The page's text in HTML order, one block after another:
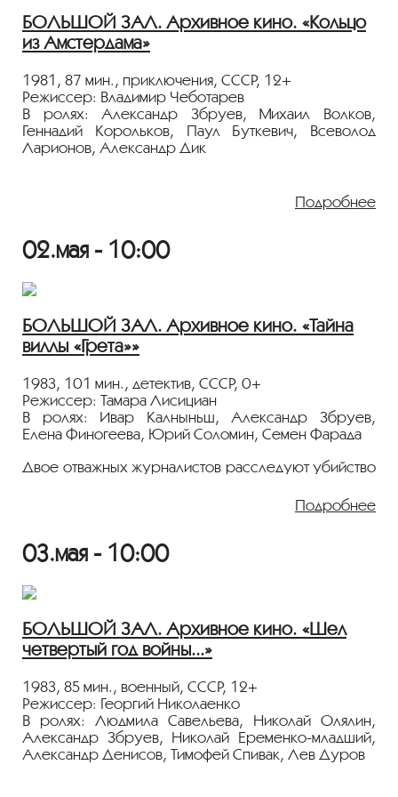
БОЛЬШОЙ ЗАЛ. Архивное кино. «Кольцо
из Амстердама»
1981, 87 мин., приключения, СССР, 12+
Режиссер: Владимир Чеботарев
В ролях: Александр Збруев, Михаил Волков,
Геннадий Корольков, Паул Буткевич, Всеволод
Ларионов, Александр Дик
путь запретных валютных махинаций и сразу
оказывается объектом внимания иностранной
сразу пришел в органы с повинной. С этого
момента начинается его участие в рискованной
игре, которую ведут чекисты.
Показ пройдёт с плёнки 35 мм из коллекции
Госфильмофонда России.
«ПЕРСОНА. Александр Збруев».
Подробнее
02.мая - 10:00
БОЛЬШОЙ ЗАЛ. Архивное кино. «Тайна
виллы «Грета»»
1983, 101 мин., детектив, СССР, 0+
Режиссер: Тамара Лисициан
В ролях: Ивар Калныньш, Александр Збруев,
Елена Финогеева, Юрий Соломин, Семен Фарада
Двое отважных журналистов расследуют убийство
выходят на заговор ЦРУ и масонов. Политический
триллер, снятый режиссером «Чиполлино» и
Показ пройдёт с плёнки 35 мм из коллекции
Госфильмофонда России.
Лента представлена в рамках программы
«ПЕРСОНА. Александр Збруев».
Подробнее
03.мая - 10:00
БОЛЬШОЙ ЗАЛ. Архивное кино. «Шел
четвертый год войны...»
1983, 85 мин., военный, СССР, 12+
Режиссер: Георгий Николаенко
В ролях: Людмила Савельева, Николай Олялин,
Александр Збруев, Николай Еременко-младший,
Александр Денисов, Тимофей Спивак, Лев Дуров